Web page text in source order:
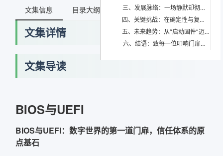
文集信息 目录大纲 最新文档 知识宇宙
文集详情
文集导读
BIOS与UEFI
BIOS与UEFI：数字世界的第一道门扉，信任体系的原
点基石
三、发展脉络：一场静默却彻底的范式革命
四、关键挑战：在确定性与复杂性之间走钢丝
五、未来趋势：从“启动固件”迈向“持续可信平台”
六、结语：致每一位叩响门扉的探索者